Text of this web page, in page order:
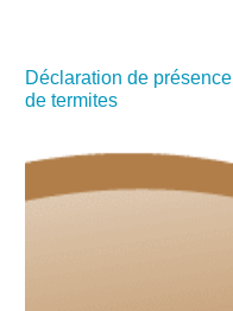
Déclaration de présence
de termites